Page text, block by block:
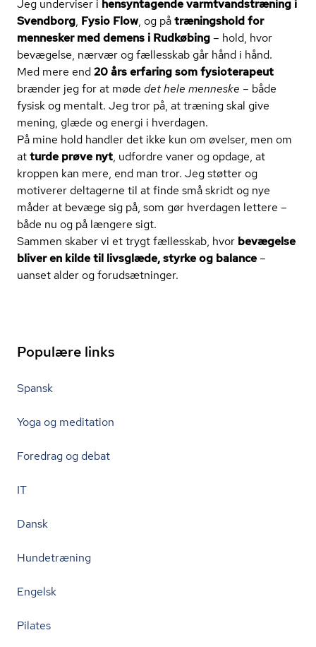
Jeg underviser i hensyntagende varmtvand­stræ­ning i
Svendborg, Fysio Flow, og påtræningshold for
mennesker med demens i Rudkøbing – hold, hvor
bevægelse, nærvær og fællesskab går hånd i hånd.
Med mere end20 års erfaring som fysioterapeut
brænder jeg for at møde det hele menneske – både
fysisk og mentalt. Jeg tror på, at træning skal give
mening, glæde og energi i hverdagen.
På mine hold handler det ikke kun om øvelser, men om
atturde prøve nyt, udfordre vaner og opdage, at
kroppen kan mere, end man tror. Jeg støtter og
motiverer deltagerne til at finde små skridt og nye
måder at bevæge sig på, som gør hverdagen lettere –
både nu og på længere sigt.
Sammen skaber vi et trygt fællesskab, hvor bevægelse
bliver en kilde til livsglæde, styrke og balance –
uanset alder og forudsætninger.
Populære links
Spansk
Yoga og meditation
Foredrag og debat
IT
Dansk
Hundetræning
Engelsk
Pilates